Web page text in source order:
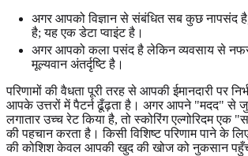
अगर आपको विज्ञान से संबंधित सब कुछ नापसंद
है; यह एक डेटा प्वाइंट है।
अगर आपको कला पसंद है लेकिन व्यवसाय से
मूल्यवान अंतर्दृष्टि है।
परिणामों की वैधता पूरी तरह से आपकी ईमानदारी पर
आपके उत्तरों में पैटर्न ढूँढ़ता है। अगर आपने "मदद" से
लगातार उच्च रेट किया है, तो स्कोरिंग एल्गोरिदम एक
की पहचान करता है। किसी विशिष्ट परिणाम पाने के
की कोशिश केवल आपकी खुद की खोज को नुकसान